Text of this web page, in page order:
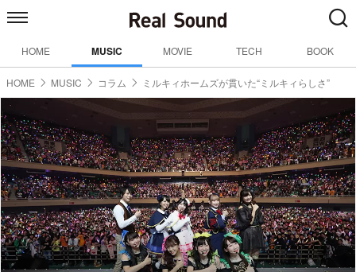
HOME MUSIC MOVIE TECH BOOK
HOME MUSIC コラム ミルキィホームズが貫いた“ミルキィらしさ”